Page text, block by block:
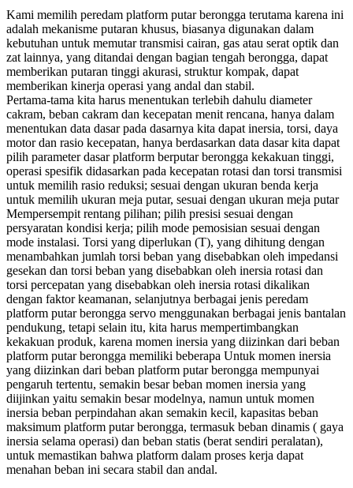
Kami memilih peredam platform putar berongga terutama karena ini
adalah mekanisme putaran khusus, biasanya digunakan dalam
kebutuhan untuk memutar transmisi cairan, gas atau serat optik dan
zat lainnya, yang ditandai dengan bagian tengah berongga, dapat
memberikan putaran tinggi akurasi, struktur kompak, dapat
memberikan kinerja operasi yang andal dan stabil.
Pertama-tama kita harus menentukan terlebih dahulu diameter
cakram, beban cakram dan kecepatan menit rencana, hanya dalam
menentukan data dasar pada dasarnya kita dapat inersia, torsi, daya
motor dan rasio kecepatan, hanya berdasarkan data dasar kita dapat
pilih parameter dasar platform berputar berongga kekakuan tinggi,
operasi spesifik didasarkan pada kecepatan rotasi dan torsi transmisi
untuk memilih rasio reduksi; sesuai dengan ukuran benda kerja
untuk memilih ukuran meja putar, sesuai dengan ukuran meja putar
Mempersempit rentang pilihan; pilih presisi sesuai dengan
persyaratan kondisi kerja; pilih mode pemosisian sesuai dengan
mode instalasi. Torsi yang diperlukan (T), yang dihitung dengan
menambahkan jumlah torsi beban yang disebabkan oleh impedansi
gesekan dan torsi beban yang disebabkan oleh inersia rotasi dan
torsi percepatan yang disebabkan oleh inersia rotasi dikalikan
dengan faktor keamanan, selanjutnya berbagai jenis peredam
platform putar berongga servo menggunakan berbagai jenis bantalan
pendukung, tetapi selain itu, kita harus mempertimbangkan
kekakuan produk, karena momen inersia yang diizinkan dari beban
platform putar berongga memiliki beberapa Untuk momen inersia
yang diizinkan dari beban platform putar berongga mempunyai
pengaruh tertentu, semakin besar beban momen inersia yang
diijinkan yaitu semakin besar modelnya, namun untuk momen
inersia beban perpindahan akan semakin kecil, kapasitas beban
maksimum platform putar berongga, termasuk beban dinamis ( gaya
inersia selama operasi) dan beban statis (berat sendiri peralatan),
untuk memastikan bahwa platform dalam proses kerja dapat
menahan beban ini secara stabil dan andal.